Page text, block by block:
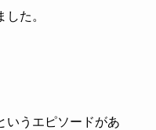
た。
いうエピソードがあ